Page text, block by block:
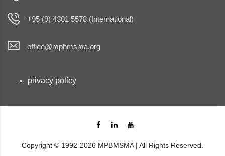
+95 (9) 4301 5578 (International)
office@mpbmsma.org
privacy policy
Copyright © 1992-2026 MPBMSMA | All Rights Reserved.